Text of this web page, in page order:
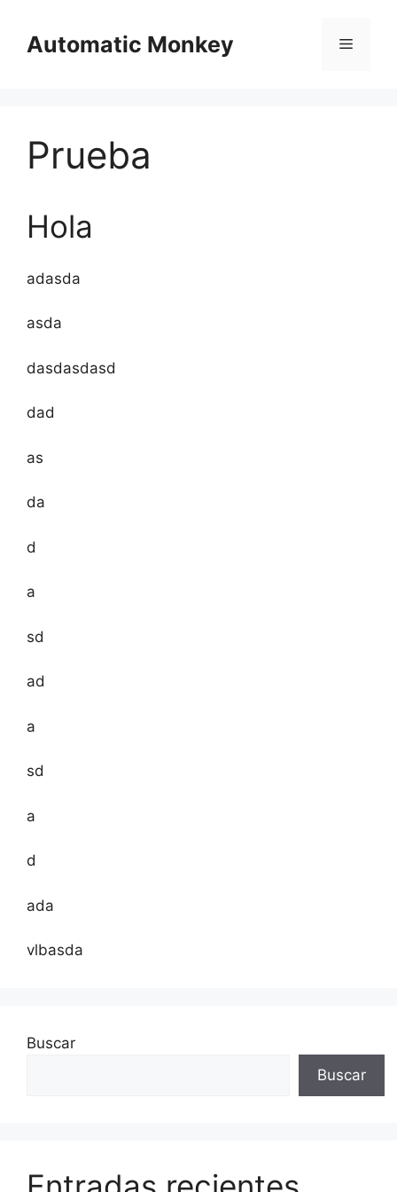
contenido
Automatic Monkey Menú
Prueba
Hola
adasda
asda
dasdasdasd
dad
as
da
d
a
sd
ad
a
sd
a
d
ada
vlbasda
Buscar
Buscar